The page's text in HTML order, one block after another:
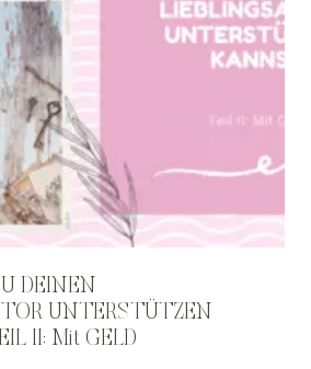
DEINEN
UNTERSTÜTZEN
II: Mit GELD